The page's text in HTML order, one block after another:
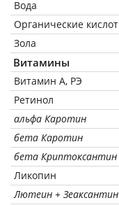
Вода
Органические
Зола
Витамины
Витамин А, РЭ
Ретинол
альфа Каротин
бета Каротин
бета Криптоксантин
Ликопин
Лютеин + Зеаксантин